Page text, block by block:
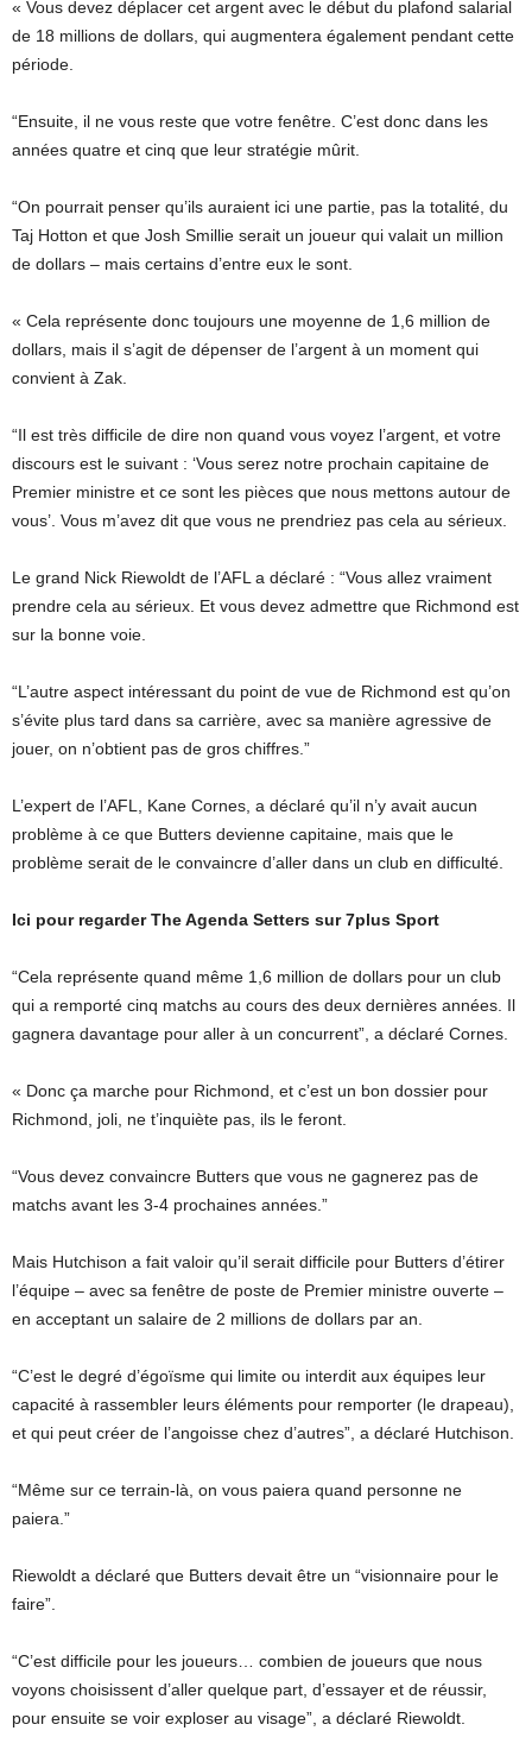
« Vous devez déplacer cet argent avec le début du plafond salarial
de 18 millions de dollars, qui augmentera également pendant cette
période.
“Ensuite, il ne vous reste que votre fenêtre. C’est donc dans les
années quatre et cinq que leur stratégie mûrit.
“On pourrait penser qu’ils auraient ici une partie, pas la totalité, du
Taj Hotton et que Josh Smillie serait un joueur qui valait un million
de dollars – mais certains d’entre eux le sont.
« Cela représente donc toujours une moyenne de 1,6 million de
dollars, mais il s’agit de dépenser de l’argent à un moment qui
convient à Zak.
“Il est très difficile de dire non quand vous voyez l’argent, et votre
discours est le suivant : ‘Vous serez notre prochain capitaine de
Premier ministre et ce sont les pièces que nous mettons autour de
vous’. Vous m’avez dit que vous ne prendriez pas cela au sérieux.
Le grand Nick Riewoldt de l’AFL a déclaré : “Vous allez vraiment
prendre cela au sérieux. Et vous devez admettre que Richmond est
sur la bonne voie.
“L’autre aspect intéressant du point de vue de Richmond est qu’on
s’évite plus tard dans sa carrière, avec sa manière agressive de
jouer, on n’obtient pas de gros chiffres.”
L’expert de l’AFL, Kane Cornes, a déclaré qu’il n’y avait aucun
problème à ce que Butters devienne capitaine, mais que le
problème serait de le convaincre d’aller dans un club en difficulté.
Ici pour regarder The Agenda Setters sur 7plus Sport
“Cela représente quand même 1,6 million de dollars pour un club
qui a remporté cinq matchs au cours des deux dernières années. Il
gagnera davantage pour aller à un concurrent”, a déclaré Cornes.
« Donc ça marche pour Richmond, et c’est un bon dossier pour
Richmond, joli, ne t’inquiète pas, ils le feront.
“Vous devez convaincre Butters que vous ne gagnerez pas de
matchs avant les 3-4 prochaines années.”
Mais Hutchison a fait valoir qu’il serait difficile pour Butters d’étirer
l’équipe – avec sa fenêtre de poste de Premier ministre ouverte –
en acceptant un salaire de 2 millions de dollars par an.
“C’est le degré d’égoïsme qui limite ou interdit aux équipes leur
capacité à rassembler leurs éléments pour remporter (le drapeau),
et qui peut créer de l’angoisse chez d’autres”, a déclaré Hutchison.
“Même sur ce terrain-là, on vous paiera quand personne ne
paiera.”
Riewoldt a déclaré que Butters devait être un “visionnaire pour le
faire”.
“C’est difficile pour les joueurs… combien de joueurs que nous
voyons choisissent d’aller quelque part, d’essayer et de réussir,
pour ensuite se voir exploser au visage”, a déclaré Riewoldt.